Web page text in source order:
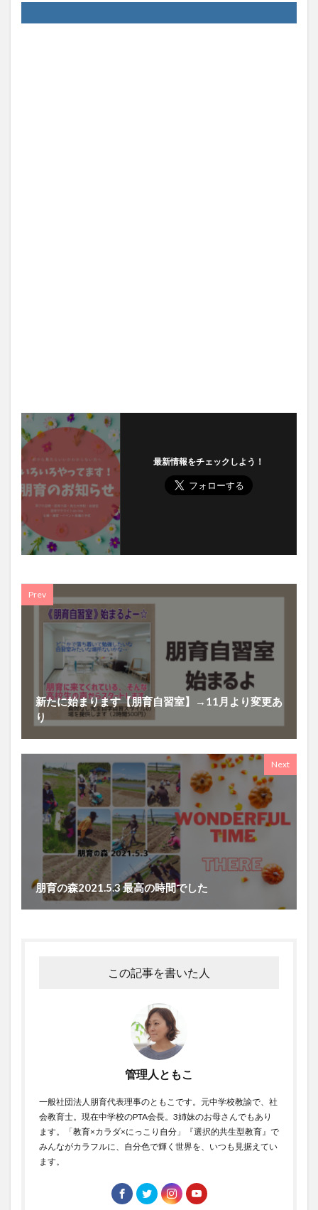
最新情報をチェックしよう！
Prev
新たに始まります【朋育自習室】→11月より変更あ
り
Next
朋育の森2021.5.3 最高の時間でした
この記事を書いた人
管理人ともこ
一般社団法人朋育代表理事のともこです。元中学校教諭で、社
会教育士。現在中学校のPTA会長。3姉妹のお母さんでもあり
ます。「教育×カラダ×にっこり自分」『選択的共生型教育』で
みんながカラフルに、自分色で輝く世界を、いつも見据えてい
ます。